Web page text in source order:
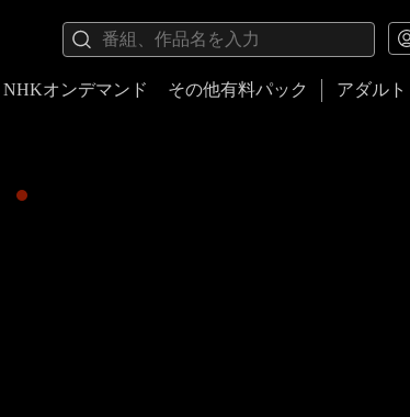
NHKオンデマンド その他有料パック アダルト